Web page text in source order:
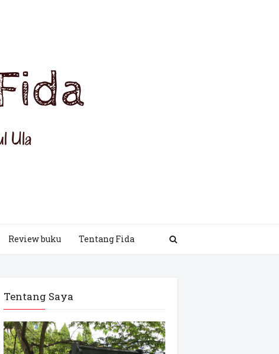
Review buku Tentang Fida
Tentang Saya